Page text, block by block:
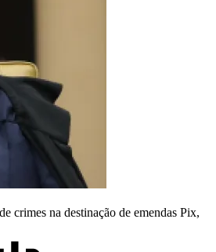
crimes na destinação de emendas Pix,